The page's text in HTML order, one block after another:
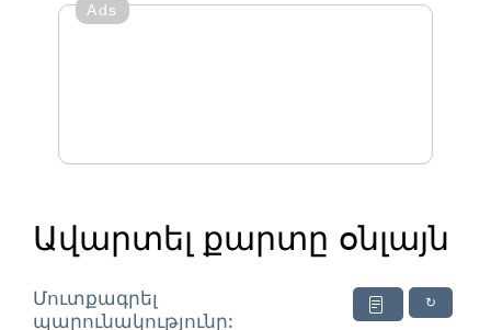
Ads
Ավարտել քարտը օնլայն
↻
Մուտքագրել
պարունակությունը: